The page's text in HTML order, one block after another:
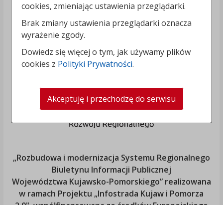
„Rozbudowa i modernizacja Systemu Regionalnego
Biuletynu Informacji Publicznej
Województwa Kujawsko-Pomorskiego” realizowana
w ramach Projektu „Infostrada Kujaw i Pomorza
cookies, zmieniając ustawienia przeglądarki.
Brak zmiany ustawienia przeglądarki oznacza
wyrażenie zgody.
Dowiedz się więcej o tym, jak używamy plików
cookies z Polityki Prywatności.
Akceptuję i przechodzę do serwisu